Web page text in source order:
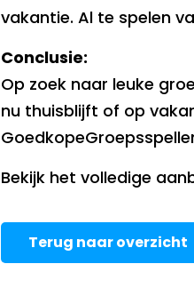
vakantie. Al te spelen
Conclusie:
Op zoek naar leuke
nu thuisblijft of op
Bekijk het volledige
Terug naar overzicht